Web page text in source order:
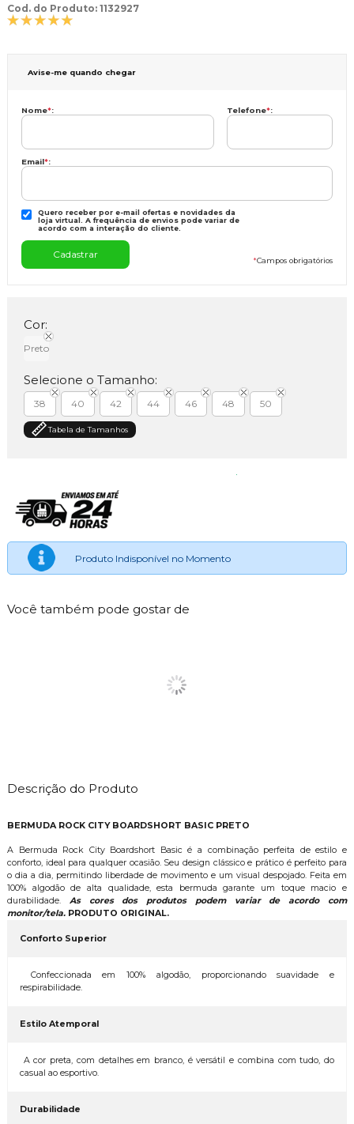
Cod. do Produto: 1132927
Avise-me quando chegar
Nome*: Telefone*:
Email*:
Quero receber por e-mail ofertas e novidades da
loja virtual. A frequência de envios pode variar de
acordo com a interação do cliente.
*Campos obrigatórios
Cor:
Preto
Selecione o Tamanho:
38 40 42 44 46 48 50
Tabela de Tamanhos
Produto Indisponível no Momento
Você também pode gostar de
Descrição do Produto
BERMUDA ROCK CITY BOARDSHORT BASIC PRETO
A Bermuda Rock City Boardshort Basic é a combinação perfeita de estilo e
conforto, ideal para qualquer ocasião. Seu design clássico e prático é perfeito para
o dia a dia, permitindo liberdade de movimento e um visual despojado. Feita em
100% algodão de alta qualidade, esta bermuda garante um toque macio e
durabilidade. As cores dos produtos podem variar de acordo com
monitor/tela.PRODUTO ORIGINAL.
Conforto Superior
Confeccionada em 100% algodão, proporcionando suavidade e
respirabilidade.
Estilo Atemporal
A cor preta, com detalhes em branco, é versátil e combina com tudo, do
casual ao esportivo.
Durabilidade